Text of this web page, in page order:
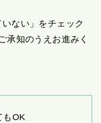
いない」をチェック
承知のうえお進みく
もOK